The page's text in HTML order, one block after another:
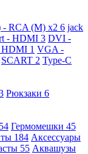
- RCA (M) x2 6 jack
- HDMI 3 DVI -
HDMI 1 VGA -
SCART 2 Type-C
Рюкзаки 6
54 Гермомешки 45
184 Аксессуары
55 Аквашузы